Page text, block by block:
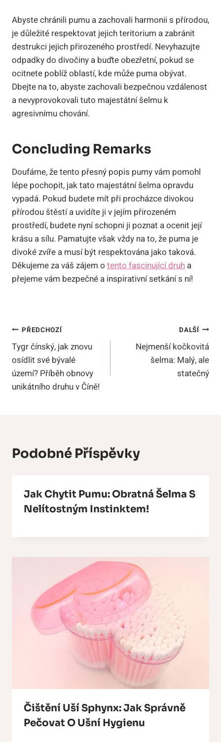
Abyste chránili pumu a zachovali harmonii s přírodou,
je důležité respektovat jejich teritorium a zabránit
destrukci jejich přirozeného prostředí. Nevyhazujte
odpadky do divočiny a buďte obezřetní, pokud se
ocitnete poblíž oblastí, kde může puma obývat.
Dbejte na to, abyste zachovali bezpečnou vzdálenost
a nevyprovokovali tuto majestátní šelmu k
agresivnímu chování.
Concluding Remarks
Doufáme, že tento přesný popis pumy vám pomohl
lépe pochopit, jak tato majestátní šelma opravdu
vypadá. Pokud budete mít při procházce divokou
přírodou štěstí a uvidíte ji v jejím přirozeném
prostředí, budete nyní schopni ji poznat a ocenit její
krásu a sílu. Pamatujte však vždy na to, že puma je
divoké zvíře a musí být respektována jako taková.
Děkujeme za váš zájem o tento fascinující druh a
přejeme vám bezpečné a inspirativní setkání s ní!
Navigace
Pro
Příspěvek
PŘEDCHOZÍ
Tygr čínský, jak znovu
osídlit své bývalé
území? Příběh obnovy
unikátního druhu v Číně!
DALŠÍ
Nejmenší kočkovitá
šelma: Malý, ale
statečný
Podobné Příspěvky
Jak Chytit Pumu: Obratná Šelma S
Nelítostným Instinktem!
Čištění Uší Sphynx: Jak Správně
Pečovat O Ušní Hygienu